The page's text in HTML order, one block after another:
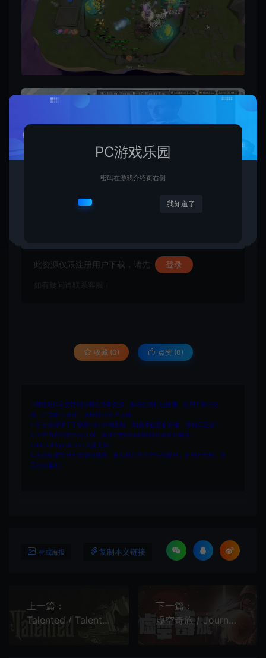
此资源仅限注册用户下载，请先 登录
如有疑问请联系客服！
收藏 (0) 点赞 (0)
1.网站内所有文件均为网络共享资源，本站仅做打包整理。仅用于学习交
流，严禁商业用途，否则自行承担后果。
2.所有资源请于下载后24小时内删除。如需体验更多乐趣，请购买正版！
3.所有内容均来自互联网。如侵犯您的版权或利益请发送邮件：
cvformat#gmail.com (#换为@)
4.本站收费仅用于资源的保存、备份和分享所产生的费用，不用于盈利，亦
无任何盈利。
生成海报 复制本文链接
上一篇：
Talented / Talented 街机肉鸽塔防游戏
下一篇：
虚空奇旅 / Journey to the Void 策略卡牌肉鸽游戏
PC游戏乐园
密码在游戏介绍页右侧
我知道了